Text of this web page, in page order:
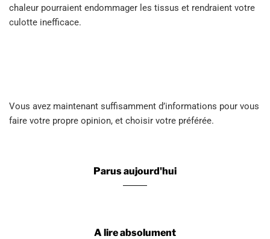
chaleur pourraient endommager les tissus et rendraient votre
culotte inefficace.
Vous avez maintenant suffisamment d’informations pour vous
faire votre propre opinion, et choisir votre préférée.
Parus aujourd'hui
A lire absolument